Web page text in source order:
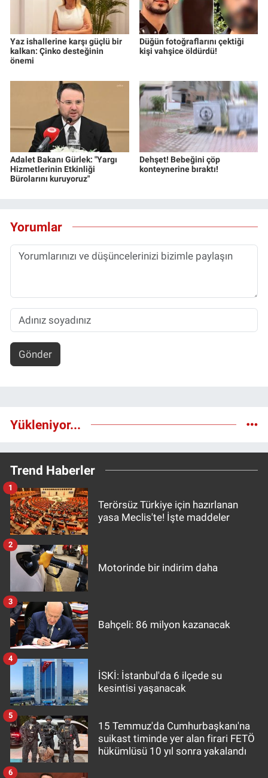
Yaz ishallerine karşı güçlü bir
kalkan: Çinko desteğinin
önemi
Düğün fotoğraflarını çektiği
kişi vahşice öldürdü!
Adalet Bakanı Gürlek: "Yargı
Hizmetlerinin Etkinliği
Bürolarını kuruyoruz"
Dehşet! Bebeğini çöp
konteynerine bıraktı!
Yorumlar
Gönder
Yükleniyor...
Trend Haberler
Terörsüz Türkiye için hazırlanan
yasa Meclis'te! İşte maddeler
1
Motorinde bir indirim daha
2
Bahçeli: 86 milyon kazanacak
3
İSKİ: İstanbul'da 6 ilçede su
kesintisi yaşanacak
4
15 Temmuz'da Cumhurbaşkanı'na
suikast timinde yer alan firari FETÖ
hükümlüsü 10 yıl sonra yakalandı
5
6